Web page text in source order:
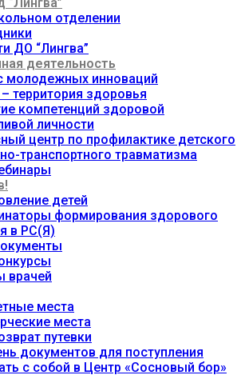
отделении
ДО “Лингва”
деятельность
молодежных инноваций
территория здоровья
компетенций здоровой
личности
центр по профилактике детского
транспортного травматизма
детей
формирования здорового
в РС(Я)
врачей
места
места
путевки
документов для поступления
с собой в Центр «Сосновый бор»